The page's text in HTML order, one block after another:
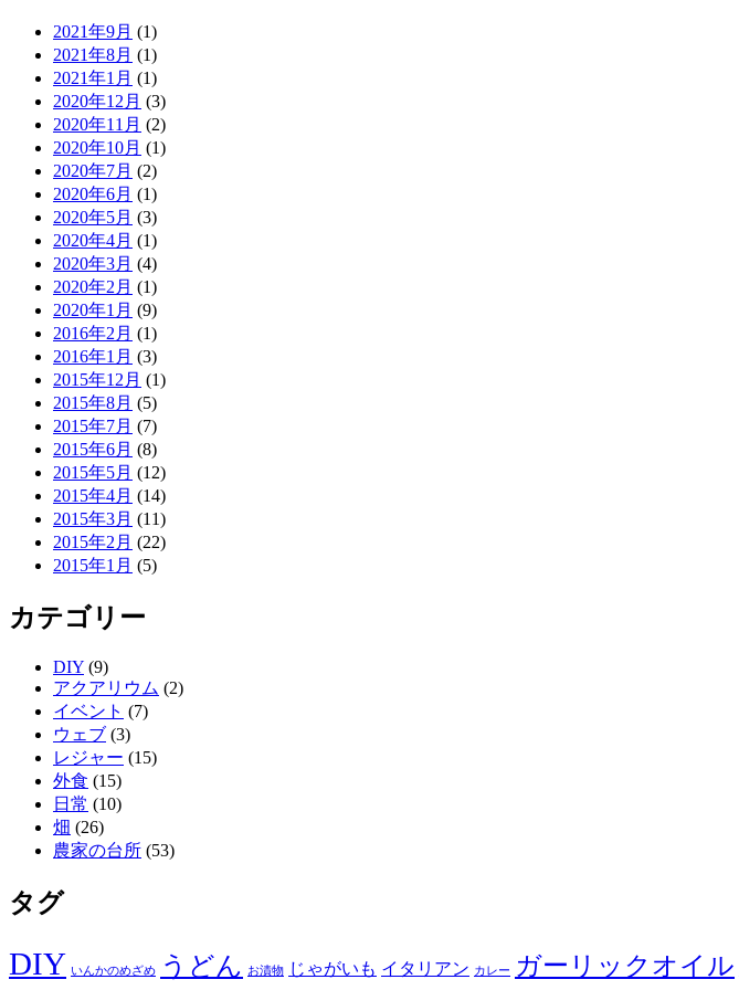
2021年9月 (1)
2021年8月 (1)
2021年1月 (1)
2020年12月 (3)
2020年11月 (2)
2020年10月 (1)
2020年7月 (2)
2020年6月 (1)
2020年5月 (3)
2020年4月 (1)
2020年3月 (4)
2020年2月 (1)
2020年1月 (9)
2016年2月 (1)
2016年1月 (3)
2015年12月 (1)
2015年8月 (5)
2015年7月 (7)
2015年6月 (8)
2015年5月 (12)
2015年4月 (14)
2015年3月 (11)
2015年2月 (22)
2015年1月 (5)
カテゴリー
DIY (9)
アクアリウム (2)
イベント (7)
ウェブ (3)
レジャー (15)
外食 (15)
日常 (10)
畑 (26)
農家の台所 (53)
タグ
DIY いんかのめざめ うどん お漬物 じゃがいも イタリアン カレー ガーリックオイル